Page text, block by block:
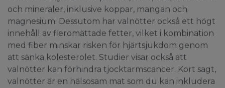
och mineraler, inklusive koppar, mangan och
magnesium. Dessutom har valnötter också ett högt
innehåll av fleromättade fetter, vilket i kombination
med fiber minskar risken för hjärtsjukdom genom
att sänka kolesterolet. Studier visar också att
valnötter kan förhindra tjocktarmscancer. Kort sagt,
valnötter är en hälsosam mat som du kan inkludera